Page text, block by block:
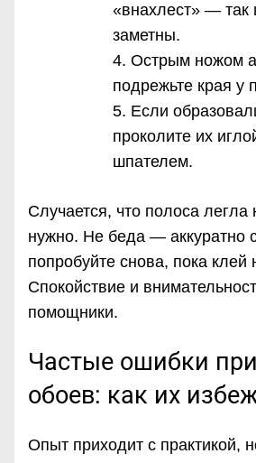
«внахлест» —
заметны.
Острым ножом
подрежьте края у
Если
проколите их
шпателем.
Случается, что полоса легла
нужно. Не беда — аккуратно
попробуйте снова, пока клей
Спокойствие и
помощники.
Частые ошибки
обоев: как их
Опыт приходит с практикой,